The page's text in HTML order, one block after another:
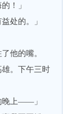
！」
处的。」
他的嘴。
。下午三时
上——」